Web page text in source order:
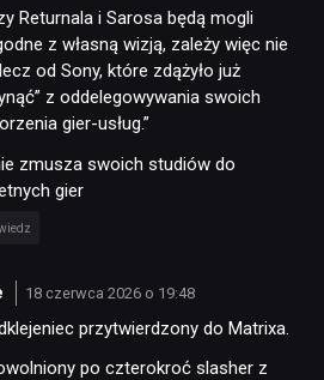
Returnala i Sarosa będą mogli
z własną wizją, zależy więc nie
od Sony, które zdążyło już
z oddelegowywania swoich
gier-usług.”
zmusza swoich studiów do
gier
18 czerwca 2026 o 19:48
przytwierdzony do Matrixa.
po czterokroć slasher z